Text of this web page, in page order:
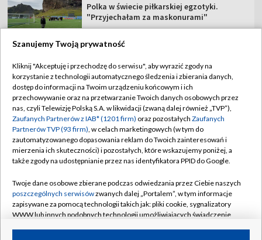
Polka w świecie piłkarskiej egzotyki.
"Przyjechałam za maskonurami"
TVP
Abonament TVP
Sklep TVP
Biuro Reklamy
Oferta Handlowa
Emisja w TVP
Rada Programowa
Ogłoszenia przetargowe
Regulamin TVP
Polityka prywatności
Moje zgody
Biuro reklamy
Kanały
Szanujemy Twoją prywatność
Kliknij "Akceptuję i przechodzę do serwisu", aby wyrazić zgody na
korzystanie z technologii automatycznego śledzenia i zbierania danych,
dostęp do informacji na Twoim urządzeniu końcowym i ich
przechowywanie oraz na przetwarzanie Twoich danych osobowych przez
nas, czyli Telewizję Polską S.A. w likwidacji (zwaną dalej również „TVP”),
Zaufanych Partnerów z IAB* (1201 firm) oraz pozostałych Zaufanych
Partnerów TVP (93 firm), w celach marketingowych (w tym do
zautomatyzowanego dopasowania reklam do Twoich zainteresowań i
mierzenia ich skuteczności) i pozostałych, które wskazujemy poniżej, a
także zgody na udostępnianie przez nas identyfikatora PPID do Google.
Twoje dane osobowe zbierane podczas odwiedzania przez Ciebie naszych
poszczególnych serwisówzwanych dalej „Portalem”, w tym informacje
zapisywane za pomocą technologii takich jak: pliki cookie, sygnalizatory
WWW lub innych podobnych technologii umożliwiających świadczenie